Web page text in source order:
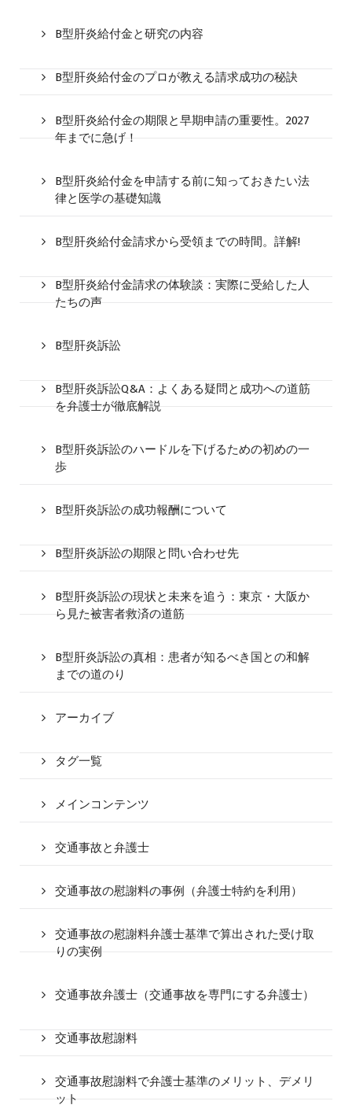
B型肝炎給付金と研究の内容
B型肝炎給付金のプロが教える請求成功の秘訣
B型肝炎給付金の期限と早期申請の重要性。2027
年までに急げ！
B型肝炎給付金を申請する前に知っておきたい法
律と医学の基礎知識
B型肝炎給付金請求から受領までの時間。詳解!
B型肝炎給付金請求の体験談：実際に受給した人
たちの声
B型肝炎訴訟
B型肝炎訴訟Q&A：よくある疑問と成功への道筋
を弁護士が徹底解説
B型肝炎訴訟のハードルを下げるための初めの一
歩
B型肝炎訴訟の成功報酬について
B型肝炎訴訟の期限と問い合わせ先
B型肝炎訴訟の現状と未来を追う：東京・大阪か
ら見た被害者救済の道筋
B型肝炎訴訟の真相：患者が知るべき国との和解
までの道のり
アーカイブ
タグ一覧
メインコンテンツ
交通事故と弁護士
交通事故の慰謝料の事例（弁護士特約を利用）
交通事故の慰謝料弁護士基準で算出された受け取
りの実例
交通事故弁護士（交通事故を専門にする弁護士）
交通事故慰謝料
交通事故慰謝料で弁護士基準のメリット、デメリ
ット